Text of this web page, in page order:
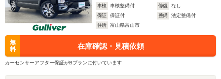
車検
車検整備付 修復
なし
保証
保証付 整備
法定整備付
住所
富山県富山市
無
料
在庫確認・見積依頼
カーセンサーアフター保証がBプランに付いています